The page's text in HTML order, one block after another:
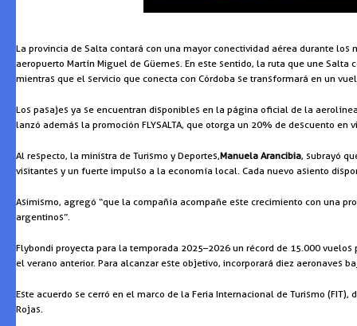
La provincia de Salta contará con una mayor conectividad aérea durante
aeropuerto Martín Miguel de Güemes. En este sentido, la ruta que une
mientras que el servicio que conecta con Córdoba se transformará en un
Los pasajes ya se encuentran disponibles en la página oficial de la
lanzó además la promoción FLYSALTA, que otorga un 20% de descuento
Al respecto, la ministra de Turismo y Deportes,Manuela Arancibia, subrayó
visitantes y un fuerte impulso a la economía local. Cada nuevo asiento
Asimismo, agregó “que la compañía acompañe este crecimiento con una
argentinos”.
Flybondi proyecta para la temporada 2025–2026 un récord de 15.000
el verano anterior. Para alcanzar este objetivo, incorporará diez aeronaves
Este acuerdo se cerró en el marco de la Feria Internacional de Turismo
Rojas.